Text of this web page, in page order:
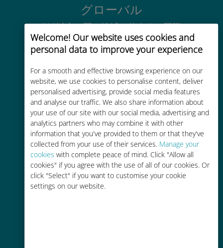
Welcome! Our website uses cookies and
personal data to improve your experience
For a smooth and effective browsing experience on our
website, we use cookies to personalise content, deliver
personalised advertising, provide social media features
and analyse our traffic. We also share information about
your use of our site with our social media, advertising and
analytics partners who may combine it with other
information that you've provided to them or that they've
collected from your use of their services. Manage your
cookies with complete peace of mind. Click "Allow all
cookies" if you agree with the use of all of our cookies. Or
click "Select" if you want to customise your cookie
settings on our website.
グローバル
200以上の国と地域で使える、国際
的な高品位のセルラー通信です
コストパフォーマンス
お客様が普段お使いのキャリアでロ
ーミングサービスを使った場合に比
べて最大で90％の節約が可能です。